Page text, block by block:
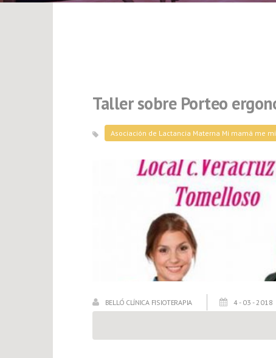
Taller sobre Porteo
Asociación de Lactancia Materna Mi mamá me
BELLÓ CLÍNICA FISIOTERAPIA 4 - 03 - 2018